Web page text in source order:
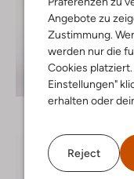
Angebote zu
Zustimmung.
werden nur die
Cookies
Einstellungen"
erhalten oder
Reject
Entdecke den